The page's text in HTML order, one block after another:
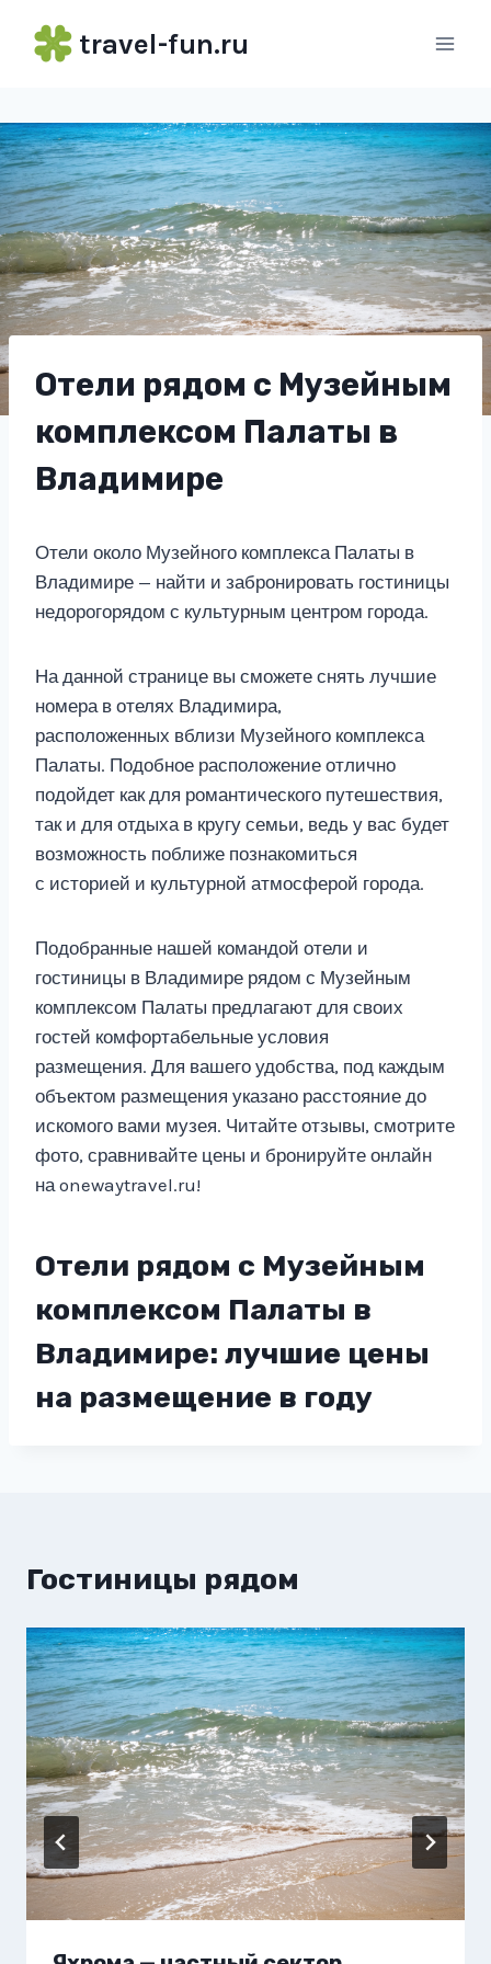
travel-fun.ru
Отели рядом с Музейным
комплексом Палаты в
Владимире
Отели около Музейного комплекса Палаты в
Владимире — найти и забронировать гостиницы
недорогорядом с культурным центром города.
На данной странице вы сможете снять лучшие
номера в отелях Владимира,
расположенных вблизи Музейного комплекса
Палаты. Подобное расположение отлично
подойдет как для романтического путешествия,
так и для отдыха в кругу семьи, ведь у вас будет
возможность поближе познакомиться
с историей и культурной атмосферой города.
Подобранные нашей командой отели и
гостиницы в Владимире рядом с Музейным
комплексом Палаты предлагают для своих
гостей комфортабельные условия
размещения. Для вашего удобства, под каждым
объектом размещения указано расстояние до
искомого вами музея. Читайте отзывы, смотрите
фото, сравнивайте цены и бронируйте онлайн
на onewaytravel.ru!
Отели рядом с Музейным
комплексом Палаты в
Владимире: лучшие цены
на размещение в году
Гостиницы рядом